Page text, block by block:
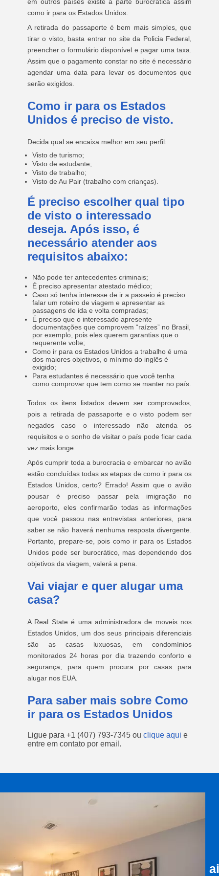
como ir para os Estados Unidos.
A retirada do passaporte é bem mais simples, que
tirar o visto, basta entrar no site da Policia Federal,
preencher o formulário disponível e pagar uma taxa.
Assim que o pagamento constar no site é necessário
agendar uma data para levar os documentos que
serão exigidos.
Como ir para os Estados
Unidos é preciso de visto.
Decida qual se encaixa melhor em seu perfil:
Visto de turismo;
Visto de estudante;
Visto de trabalho;
Visto de Au Pair (trabalho com crianças).
É preciso escolher qual tipo
de visto o interessado
deseja. Após isso, é
necessário atender aos
requisitos abaixo:
Não pode ter antecedentes criminais;
É preciso apresentar atestado médico;
Caso só tenha interesse de ir a passeio é preciso
falar um roteiro de viagem e apresentar as
passagens de ida e volta compradas;
É preciso que o interessado apresente
documentações que comprovem “raízes” no Brasil,
por exemplo, pois eles querem garantias que o
requerente volte;
Como ir para os Estados Unidos a trabalho é uma
dos maiores objetivos, o mínimo do inglês é
exigido;
Para estudantes é necessário que você tenha
como comprovar que tem como se manter no país.
Todos os itens listados devem ser comprovados,
pois a retirada de passaporte e o visto podem ser
negados caso o interessado não atenda os
requisitos e o sonho de visitar o país pode ficar cada
vez mais longe.
Após cumprir toda a burocracia e embarcar no avião
estão concluídas todas as etapas de como ir para os
Estados Unidos, certo? Errado! Assim que o avião
pousar é preciso passar pela imigração no
aeroporto, eles confirmarão todas as informações
que você passou nas entrevistas anteriores, para
saber se não haverá nenhuma resposta divergente.
Portanto, prepare-se, pois como ir para os Estados
Unidos pode ser burocrático, mas dependendo dos
objetivos da viagem, valerá a pena.
Vai viajar e quer alugar uma
casa?
A Real State é uma administradora de moveis nos
Estados Unidos, um dos seus principais diferenciais
são as casas luxuosas, em condomínios
monitorados 24 horas por dia trazendo conforto e
segurança, para quem procura por casas para
alugar nos EUA.
Para saber mais sobre Como
ir para os Estados Unidos
Ligue para +1 (407) 793-7345 ou clique aqui e
entre em contato por email.